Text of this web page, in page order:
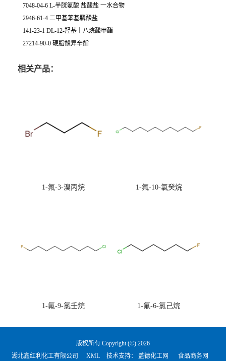
7048-04-6 L-半胱氨酸 盐酸盐 一水合物
2946-61-4 二甲基苯基膦酸盐
141-23-1 DL-12-羟基十八烷酸甲酯
27214-90-0 硬脂酸异辛酯
相关产品：
1-氟-3-溴丙烷 1-氟-10-氯癸烷
1-氟-9-氯壬烷 1-氟-6-氯己烷
版权所有 Copyright (©) 2026
湖北鑫红利化工有限公司
XML 技术支持： 盖德化工网 食品商务网